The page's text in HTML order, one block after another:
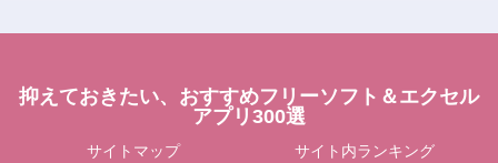
抑えておきたい、おすすめフリーソフト＆エクセル
アプリ300選
サイトマップ サイト内ランキング